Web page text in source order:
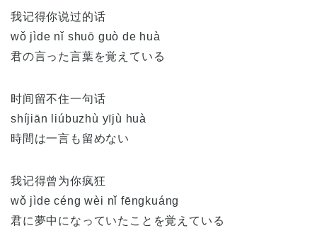
我记得你说过的话
wǒ jìde nǐ shuō guò de huà
君の言った言葉を覚えている
时间留不住一句话
shíjiān liúbuzhù yījù huà
時間は一言も留めない
我记得曾为你疯狂
wǒ jìde céng wèi nǐ fēngkuáng
君に夢中になっていたことを覚えている